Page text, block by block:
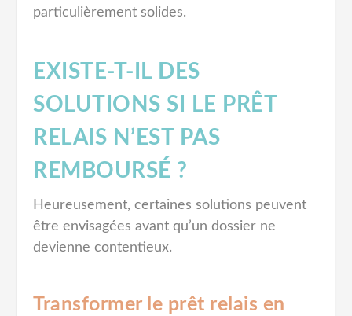
particulièrement solides.
EXISTE-T-IL DES
SOLUTIONS SI LE PRÊT
RELAIS N’EST PAS
REMBOURSÉ ?
Heureusement, certaines solutions peuvent
être envisagées avant qu’un dossier ne
devienne contentieux.
Transformer le prêt relais en